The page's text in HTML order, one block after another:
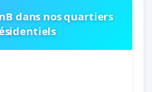
dans nos quartiers